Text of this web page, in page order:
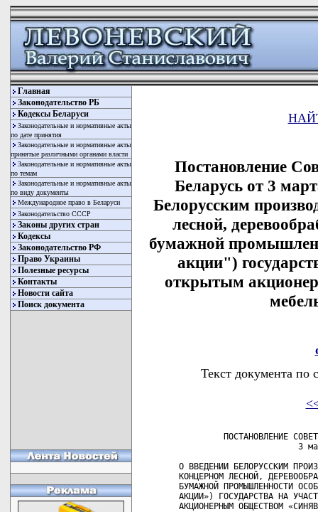
Главная
Законодательство РБ
Кодексы Беларуси
Законодательные и нормативные акты
по дате принятия
Законодательные и нормативные акты
принятые различными органами власти
Законодательные и нормативные акты
по темам
Законодательные и нормативные акты
по виду документы
Международное право в Беларуси
Законодательство СССР
Законы других стран
Кодексы
Законодательство РФ
Право Украины
Полезные ресурсы
Контакты
Новости сайта
Поиск документа
Постановление
Беларусь от 3
Белорусским
лесной,
бумажной
акции")
открытым
Текст документа по
ПОСТАНОВЛЕНИЕ
3
О ВВЕДЕНИИ БЕЛОРУССКИМ
КОНЦЕРНОМ ЛЕСНОЙ,
БУМАЖНОЙ ПРОМЫШЛЕННОСТИ
АКЦИИ») ГОСУДАРСТВА НА
АКЦИОНЕРНЫМ ОБЩЕСТВОМ